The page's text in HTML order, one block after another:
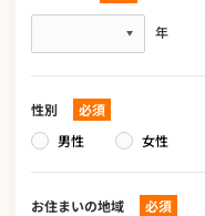
生
月
日
年
性別
必須
男性
女性
お住まいの地域
必須